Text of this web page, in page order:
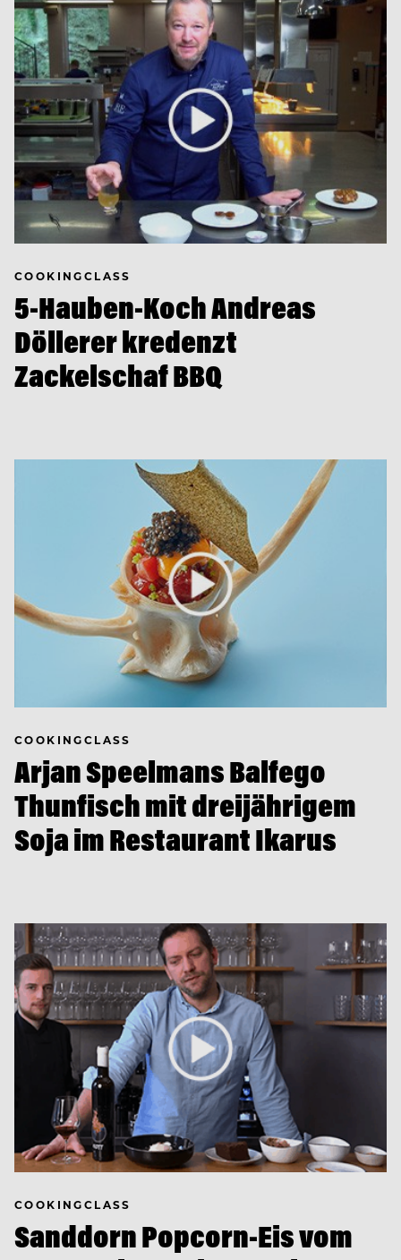
COOKINGCLASS
5-Hauben-Koch Andreas
Döllerer kredenzt
Zackelschaf BBQ
COOKINGCLASS
Arjan Speelmans Balfego
Thunfisch mit dreijährigem
Soja im Restaurant Ikarus
COOKINGCLASS
Sanddorn Popcorn-Eis vom